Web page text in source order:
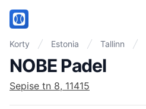
PadelMix
Korty Estonia Tallinn
NOBE Padel
Sepise tn 8, 11415